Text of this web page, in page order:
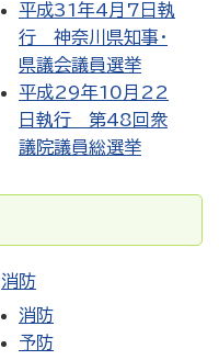
平成31年4月7日執
行 神奈川県知事・
県議会議員選挙
平成29年10月22
日執行 第48回衆
議院議員総選挙
消防
消防
予防